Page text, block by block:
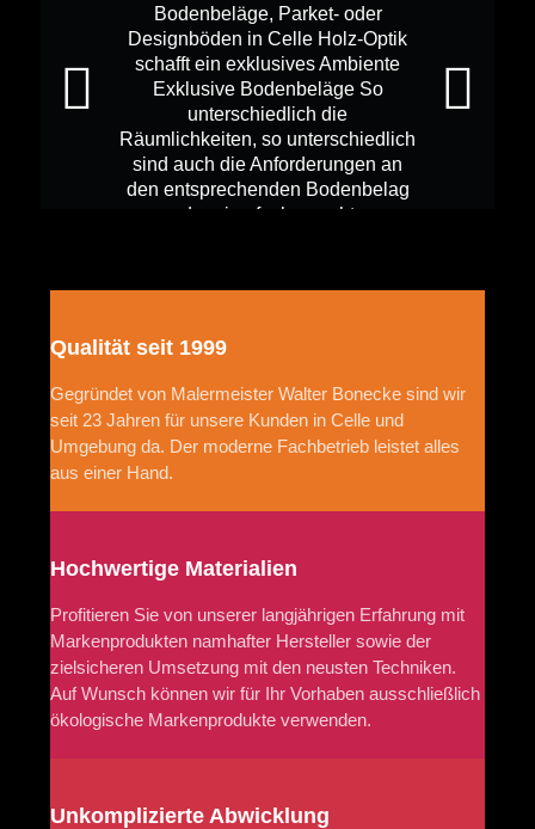
Bodenbeläge, Parket- oder
Designböden in Celle Holz-Optik
schafft ein exklusives Ambiente
Exklusive Bodenbeläge So
unterschiedlich die
Räumlichkeiten, so unterschiedlich
sind auch die Anforderungen an
den entsprechenden Bodenbelag
oder eine fachgerechte
Qualität seit 1999
Gegründet von Malermeister Walter Bonecke sind wir
seit 23 Jahren für unsere Kunden in Celle und
Umgebung da. Der moderne Fachbetrieb leistet alles
aus einer Hand.
Hochwertige Materialien
Profitieren Sie von unserer langjährigen Erfahrung mit
Markenprodukten namhafter Hersteller sowie der
zielsicheren Umsetzung mit den neusten Techniken.
Auf Wunsch können wir für Ihr Vorhaben ausschließlich
ökologische Markenprodukte verwenden.
Unkomplizierte Abwicklung